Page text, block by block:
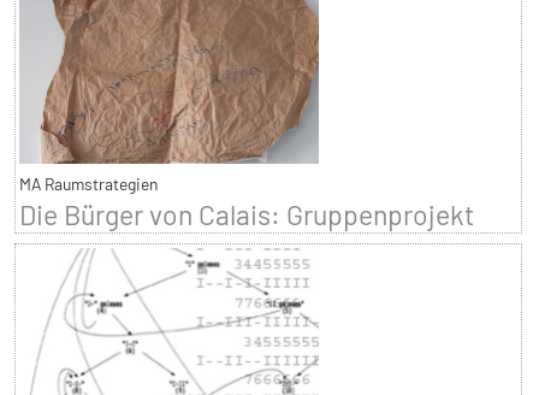
MA Raumstrategien
Die Bürger von Calais: Gruppenprojekt